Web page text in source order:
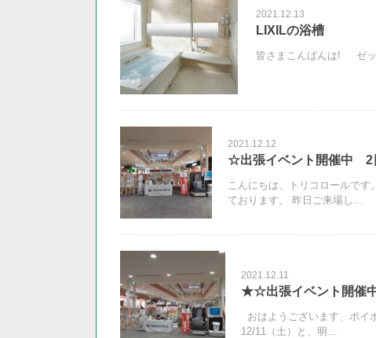
2021.12.13
LIXILの浴槽
皆さまこんばんは! ゼッ
2021.12.12
☆出張イベント開催中
こんにちは、トリコロールで
ております。 昨日ご来場し…
2021.12.11
★☆出張イベント開
おはようございます、ポイ
12/11（土）と、明…